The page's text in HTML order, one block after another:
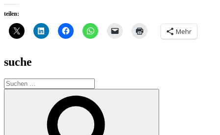
teilen:
Mehr
suche
Suche
nach: